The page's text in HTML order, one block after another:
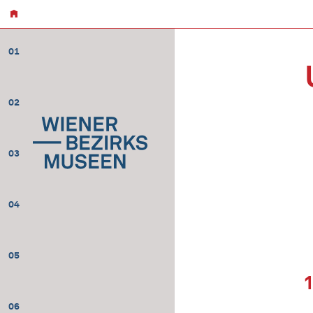
01
02
03
04
05
06